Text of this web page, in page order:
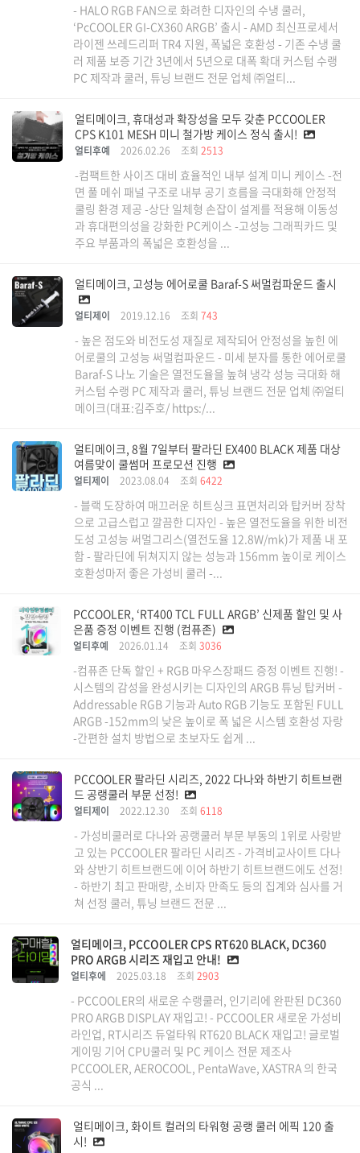
- HALO RGB FAN으로 화려한 디자인의 수냉 쿨러,
‘PcCOOLER GI-CX360 ARGB’ 출시 - AMD 최신프로세서
라이젠 쓰레드리퍼 TR4 지원, 폭넓은 호환성 - 기존 수냉 쿨
러 제품 보증 기간 3년에서 5년으로 대폭 확대 커스텀 수랭
PC 제작과 쿨러, 튜닝 브랜드 전문 업체 ㈜얼티...
얼티메이크, 휴대성과 확장성을 모두 갖춘 PCCOOLER
CPS K101 MESH 미니 철가방 케이스 정식 출시!
얼티후예 2026.02.26 조회 2513
-컴팩트한 사이즈 대비 효율적인 내부 설계 미니 케이스 -전
면 풀 메쉬 패널 구조로 내부 공기 흐름을 극대화해 안정적
쿨링 환경 제공 -상단 일체형 손잡이 설계를 적용해 이동성
과 휴대편의성을 강화한 PC케이스 -고성능 그래픽카드 및
주요 부품과의 폭넓은 호환성을 ...
얼티메이크, 고성능 에어로쿨 Baraf-S 써멀컴파운드 출시
얼티제이 2019.12.16 조회 743
- 높은 점도와 비전도성 재질로 제작되어 안정성을 높힌 에
어로쿨의 고성능 써멀컴파운드 - 미세 분자를 통한 에어로쿨
Baraf-S 나노 기술은 열전도율을 높혀 냉각 성능 극대화 해
커스텀 수랭 PC 제작과 쿨러, 튜닝 브랜드 전문 업체 ㈜얼티
메이크(대표:김주호/ https:/...
얼티메이크, 8월 7일부터 팔라딘 EX400 BLACK 제품 대상
여름맞이 쿨썸머 프로모션 진행
얼티제이 2023.08.04 조회 6422
- 블랙 도장하여 매끄러운 히트싱크 표면처리와 탑커버 장착
으로 고급스럽고 깔끔한 디자인 - 높은 열전도율을 위한 비전
도성 고성능 써멀그리스(열전도율 12.8W/mk)가 제품 내 포
함 - 팔라딘에 뒤쳐지지 않는 성능과 156mm 높이로 케이스
호환성마저 좋은 가성비 쿨러 -...
PCCOOLER, ‘RT400 TCL FULL ARGB’ 신제품 할인 및 사
은품 증정 이벤트 진행 (컴퓨존)
얼티후예 2026.01.14 조회 3036
-컴퓨존 단독 할인 + RGB 마우스장패드 증정 이벤트 진행! -
시스템의 감성을 완성시키는 디자인의 ARGB 튜닝 탑커버 -
Addressable RGB 기능과 Auto RGB 기능도 포함된 FULL
ARGB -152mm의 낮은 높이로 폭 넓은 시스템 호환성 자랑
-간편한 설치 방법으로 초보자도 쉽게 ...
PCCOOLER 팔라딘 시리즈, 2022 다나와 하반기 히트브랜
드 공랭쿨러 부문 선정!
얼티제이 2022.12.30 조회 6118
- 가성비쿨러로 다나와 공랭쿨러 부문 부동의 1위로 사랑받
고 있는 PCCOOLER 팔라딘 시리즈 - 가격비교사이트 다나
와 상반기 히트브랜드에 이어 하반기 히트브랜드에도 선정!
- 하반기 최고 판매량, 소비자 만족도 등의 집계와 심사를 거
쳐 선정 쿨러, 튜닝 브랜드 전문 ...
얼티메이크, PCCOOLER CPS RT620 BLACK, DC360
PRO ARGB 시리즈 재입고 안내!
얼티후에 2025.03.18 조회 2903
- PCCOOLER의 새로운 수랭쿨러, 인기리에 완판된 DC360
PRO ARGB DISPLAY 재입고! - PCCOOLER 새로운 가성비
라인업, RT시리즈 듀얼타워 RT620 BLACK 재입고! 글로벌
게이밍 기어 CPU쿨러 및 PC 케이스 전문 제조사
PCCOOLER, AEROCOOL, PentaWave, XASTRA 의 한국
공식 ...
얼티메이크, 화이트 컬러의 타워형 공랭 쿨러 에픽 120 출
시!